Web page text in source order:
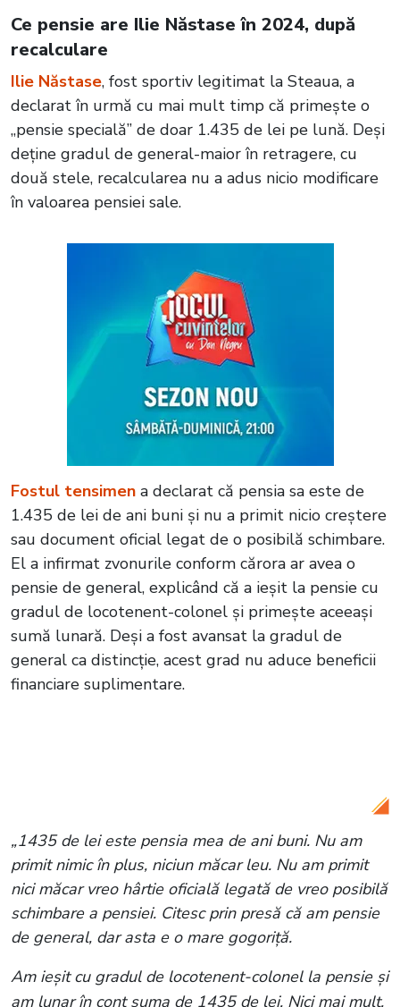
Ce pensie are Ilie Năstase în 2024, după
recalculare
Ilie Năstase, fost sportiv legitimat la Steaua, a
declarat în urmă cu mai mult timp că primește o
„pensie specială” de doar 1.435 de lei pe lună. Deși
deține gradul de general-maior în retragere, cu
două stele, recalcularea nu a adus nicio modificare
în valoarea pensiei sale.
Fostul tensimen a declarat că pensia sa este de
1.435 de lei de ani buni și nu a primit nicio creștere
sau document oficial legat de o posibilă schimbare.
El a infirmat zvonurile conform cărora ar avea o
pensie de general, explicând că a ieșit la pensie cu
gradul de locotenent-colonel și primește aceeași
sumă lunară. Deși a fost avansat la gradul de
general ca distincție, acest grad nu aduce beneficii
financiare suplimentare.
„1435 de lei este pensia mea de ani buni. Nu am
primit nimic în plus, niciun măcar leu. Nu am primit
nici măcar vreo hârtie oficială legată de vreo posibilă
schimbare a pensiei. Citesc prin presă că am pensie
de general, dar asta e o mare gogoriță.
Am ieșit cu gradul de locotenent-colonel la pensie și
am lunar în cont suma de 1435 de lei. Nici mai mult,